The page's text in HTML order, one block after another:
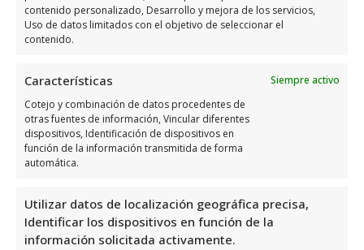
contenido personalizado, Desarrollo y mejora de los servicios,
Uso de datos limitados con el objetivo de seleccionar el
contenido.
Características
Siempre activo
Cotejo y combinación de datos procedentes de
otras fuentes de información, Vincular diferentes
dispositivos, Identificación de dispositivos en
función de la información transmitida de forma
automática.
Utilizar datos de localización geográfica precisa,
Identificar los dispositivos en función de la
información solicitada activamente.
Días Horario
Martes
9:00 a 14:00 – 15:00
a 19:00